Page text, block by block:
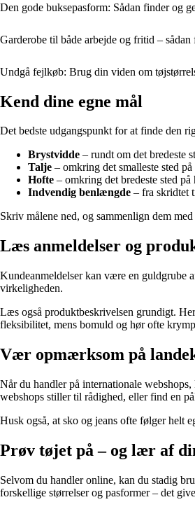
Den gode buksepasform: Sådan finder og
Garderobe til både arbejde og fritid – sådan
Undgå fejlkøb: Brug din viden om
Kend dine egne mål
Det bedste udgangspunkt for at finde den
Brystvidde – rundt om det bredeste
Talje – omkring det smalleste sted på
Hofte – omkring det bredeste sted på
Indvendig benlængde – fra skridtet
Skriv målene ned, og sammenlign dem
Læs anmeldelser og
Kundeanmeldelser kan være en guldgrube
virkeligheden.
Læs også produktbeskrivelsen grundigt.
fleksibilitet, mens bomuld og hør ofte
Vær opmærksom på
Når du handler på internationale
webshops stiller til rådighed, eller find en
Husk også, at sko og jeans ofte følger helt
Prøv tøjet på – og lær af
Selvom du handler online, kan du stadig
forskellige størrelser og pasformer – det